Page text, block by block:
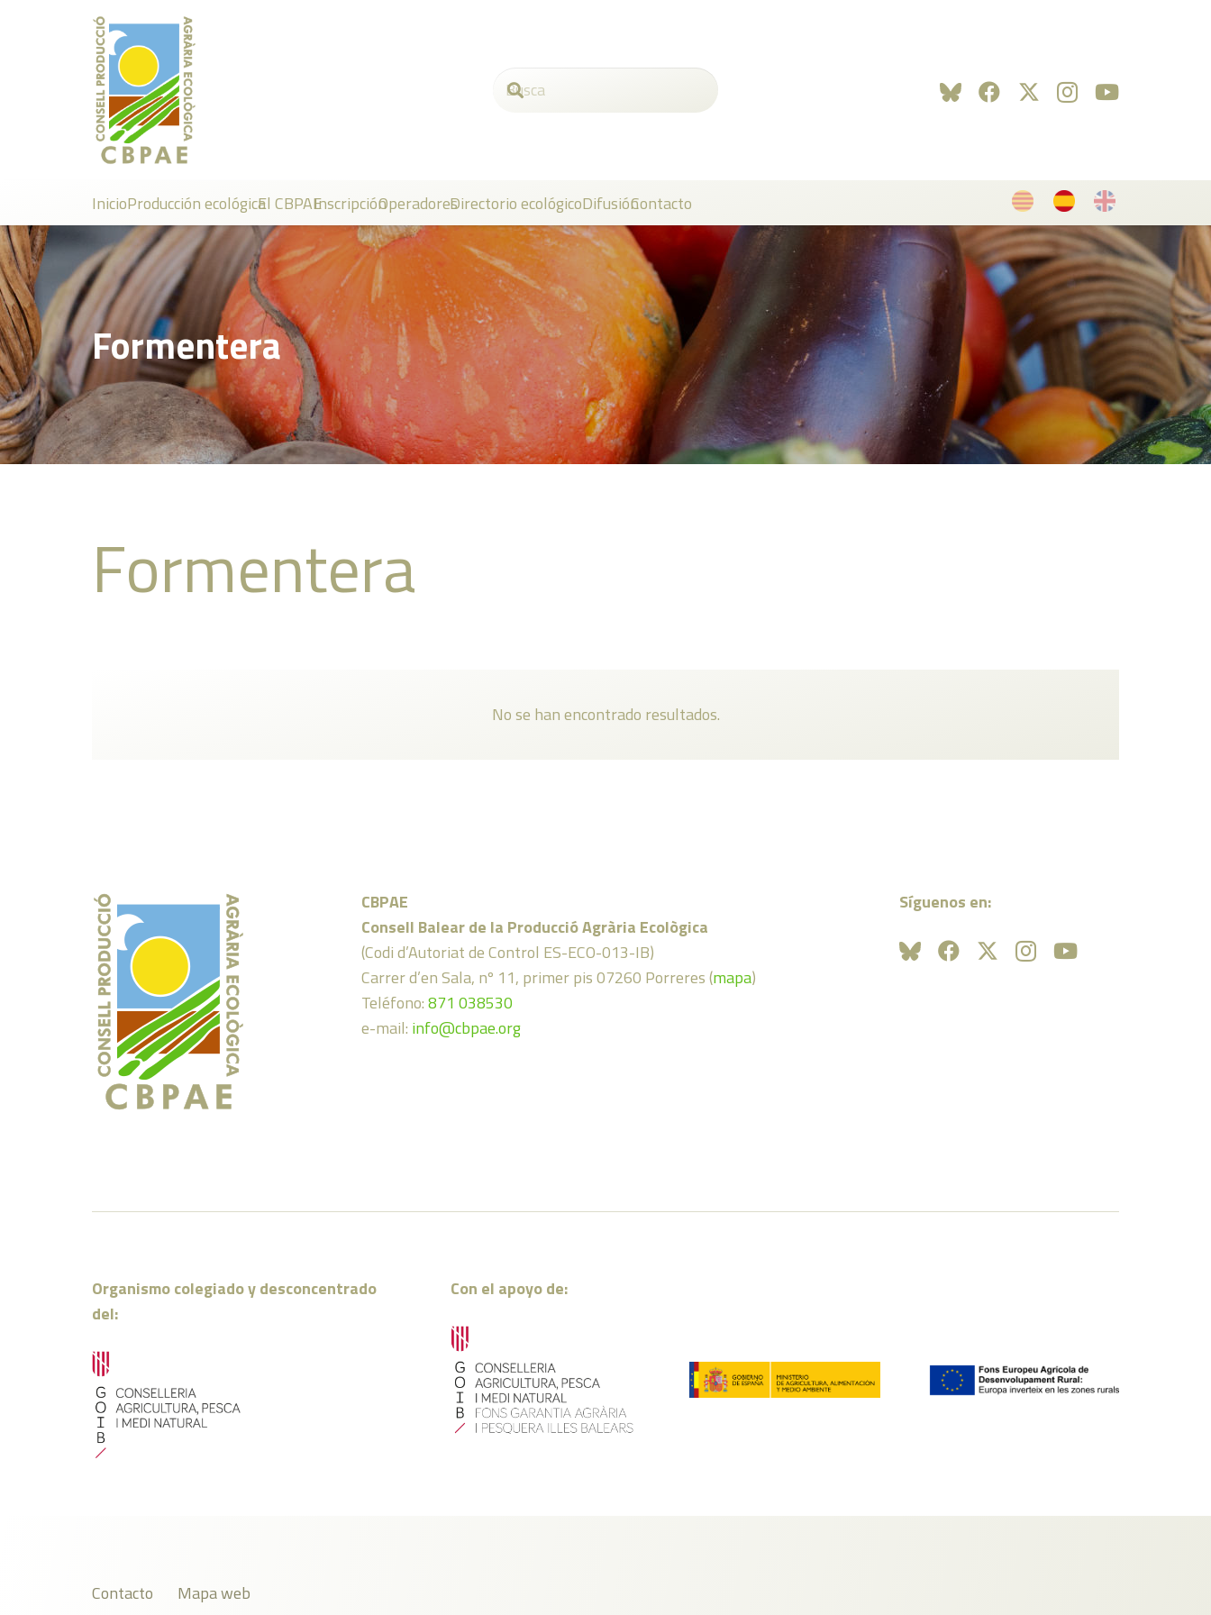
InicioProducción ecológicaEl CBPAEInscripciónOperadoresDirectorio ecológicoDifusiónContacto
Formentera
Formentera
No se han encontrado resultados.
CBPAE
Consell Balear de la Producció Agrària Ecològica
(Codi d’Autoriat de Control ES-ECO-013-IB)
Carrer d’en Sala, nº 11, primer pis 07260 Porreres (mapa)
Teléfono:871 038530
e-mail: info@cbpae.org
Síguenos en:
Organismo colegiado y desconcentrado
del:
Con el apoyo de:
Contacto Mapa web